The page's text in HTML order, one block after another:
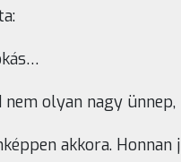
nem olyan nagy
akkora.